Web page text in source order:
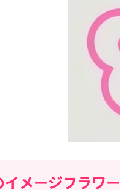
イメージフラワ